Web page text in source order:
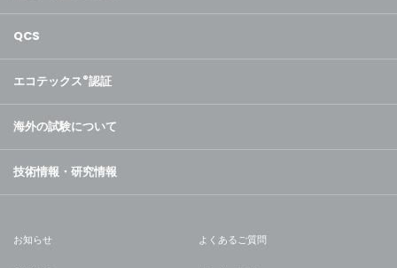
QCS
エコテックス®認証
海外の試験について
技術情報・研究情報
お知らせ よくあるご質問